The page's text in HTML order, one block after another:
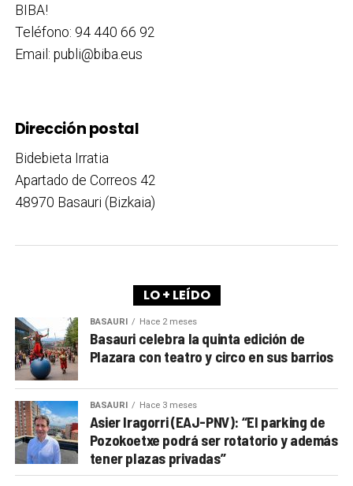
BIBA!
Teléfono: 94 440 66 92
Email: publi@biba.eus
Dirección postal
Bidebieta Irratia
Apartado de Correos 42
48970 Basauri (Bizkaia)
LO + LEÍDO
BASAURI Hace 2 meses
Basauri celebra la quinta edición de
Plazara con teatro y circo en sus barrios
BASAURI Hace 3 meses
Asier Iragorri (EAJ-PNV): “El parking de
Pozokoetxe podrá ser rotatorio y además
tener plazas privadas”